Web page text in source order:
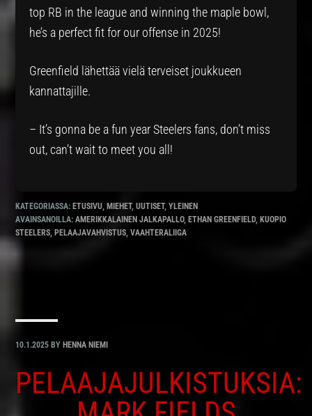
top RB in the league and winning the maple bowl,
he’s a perfect fit for our offense in 2025!
Greenfield lähettää vielä terveiset joukkueen
kannattajille.
– It’s gonna be a fun year Steelers fans, don’t miss
out, can’t wait to meet you all!
KATEGORIASSA:ETUSIVU ,MIEHET,UUTISET,YLEINEN
AVAINSANOILLA:AMERIKKALAINEN JALKAPALLO,ETHAN GREENFIELD,KUOPIO
STEELERS ,PELAAJAVAHVISTUS ,VAAHTERALIIGA
10.1.2025 BYHENNA NIEMI
PELAAJAJULKISTUKSIA: